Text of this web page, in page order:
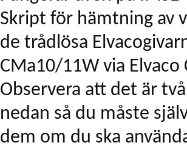
Skript för hämtning av
de trådlösa
CMa10/11W via Elvaco
Observera att det är
nedan så du måste
dem om du ska